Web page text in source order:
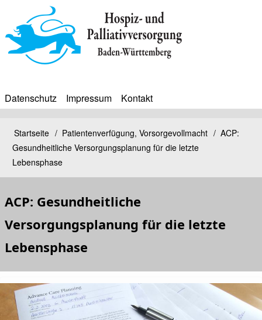
zum
Inhalt
BIP
Datenschutz Impressum Kontakt
Bip
Bürgerinfoportal
Pfadnavigation
Startseite Patientenverfügung, Vorsorgevollmacht
ACP:
Gesundheitliche Versorgungsplanung für die letzte
Lebensphase
ACP: Gesundheitliche
Versorgungsplanung für die letzte
Lebensphase
Kopfbild